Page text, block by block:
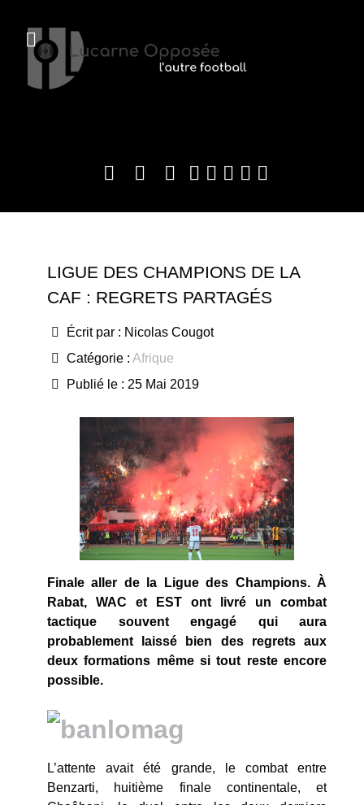
LIGUE DES CHAMPIONS DE LA
CAF : REGRETS PARTAGÉS
Écrit par : Nicolas Cougot
Catégorie : Afrique
Publié le : 25 Mai 2019
Finale aller de la Ligue des Champions. À
Rabat, WAC et EST ont livré un combat
tactique souvent engagé qui aura
probablement laissé bien des regrets aux
deux formations même si tout reste encore
possible.
L’attente avait été grande, le combat entre
Benzarti, huitième finale continentale, et